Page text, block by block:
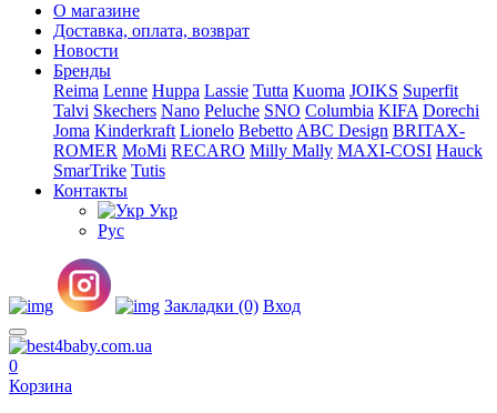
О магазине
Доставка, оплата, возврат
Новости
Бренды
Reima Lenne Huppa Lassie Tutta Kuoma JOIKS Superfit
Talvi Skechers Nano Peluche SNO Columbia KIFA Dorechi
Joma Kinderkraft Lionelo Bebetto ABC Design BRITAX-
ROMER MoMi RECARO Milly Mally MAXI-COSI Hauck
SmarTrike Tutis
Контакты
Укр
Рус
Закладки (0) Вход
0
Корзина